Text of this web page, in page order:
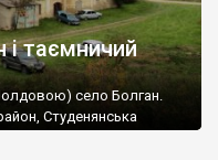
і таємничий
село Болган.
Студенянська